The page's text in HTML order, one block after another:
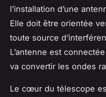
l’installation d’une
Elle doit être orientée
toute source
L’antenne est
va convertir les ondes
Le cœur du télescope